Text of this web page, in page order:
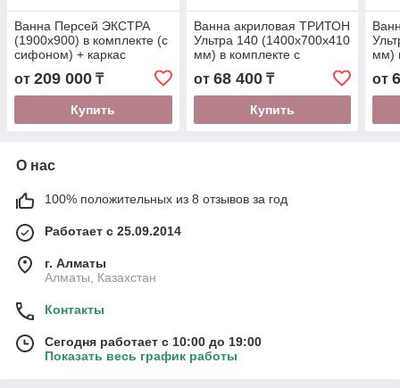
Ванна Персей ЭКСТРА
(1900х900) в комплекте (с
сифоном) + каркас
от 209 000 ₸
Купить
Ванна акриловая ТРИТОН
Ультра 140 (1400x700х410
мм) в комплекте с
от 68 400₸
Купить
мм)
от
О нас
100% положительных из 8 отзывов за год
Работает с 25.09.2014
г. Алматы
Алматы, Казахстан
Контакты
Сегодня работает с 10:00 до 19:00
Показать весь график работы